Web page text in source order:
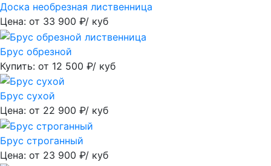
Доска необрезная лиственница
Цена: от 33 900 ₽/ куб
Брус обрезной
Купить: от 12 500 ₽/ куб
Брус сухой
Цена: от 22 900 ₽/ куб
Брус строганный
Цена: от 23 900 ₽/ куб